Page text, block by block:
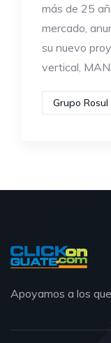
más de 25
mercado,
su nuevo
vertical,
Grupo Rosul
Apoyamos a los